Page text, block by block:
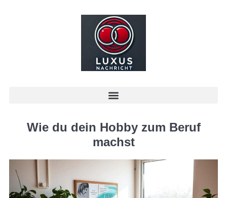
Wie du dein Hobby zum Beruf
machst